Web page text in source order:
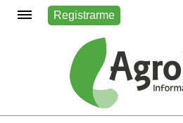
Registrarme